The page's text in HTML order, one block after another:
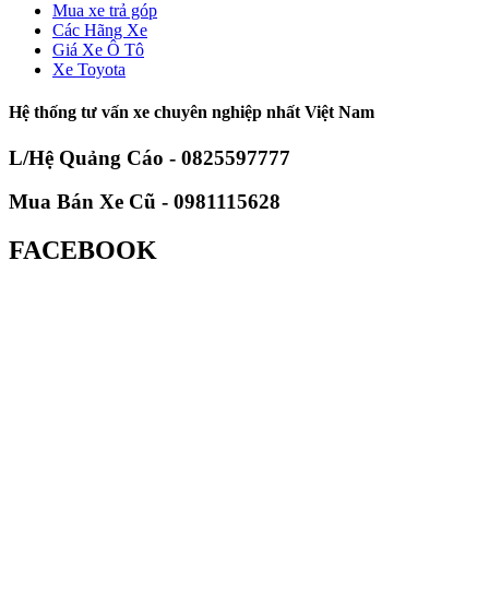
Mua xe trả góp
Các Hãng Xe
Giá Xe Ô Tô
Xe Toyota
Hệ thống tư vấn xe chuyên nghiệp nhất Việt Nam
L/Hệ Quảng Cáo - 0825597777
Mua Bán Xe Cũ - 0981115628
FACEBOOK